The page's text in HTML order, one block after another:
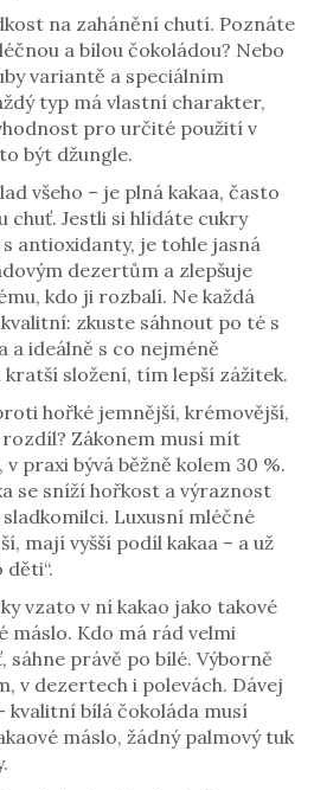
na zahánění chutí. Poznáte
a bílou čokoládou? Nebo
variantě a speciálním
typ má vlastní charakter,
pro určité použití v
být džungle.
všeho – je plná kakaa, často
chuť. Jestli si hlídáte cukry
antioxidanty, je tohle jasná
dezertům a zlepšuje
kdo ji rozbalí. Ne každá
zkuste sáhnout po té s
a ideálně s co nejméně
složení, tím lepší zážitek.
hořké jemnější, krémovější,
rozdíl? Zákonem musí mít
v praxi bývá běžně kolem 30 %.
se sníží hořkost a výraznost
Luxusní mléčné
mají vyšší podíl kakaa – a už
vzato v ní kakao jako takové
máslo. Kdo má rád velmi
sáhne právě po bílé. Výborně
v dezertech i polevách. Dávej
kvalitní bílá čokoláda musí
máslo, žádný palmový tuk